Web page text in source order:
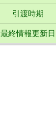
引渡時期
最終情報更新日